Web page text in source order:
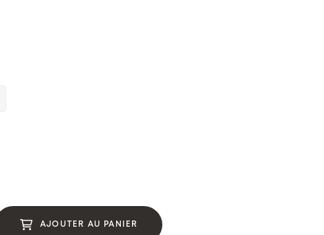
AJOUTER AU PANIER